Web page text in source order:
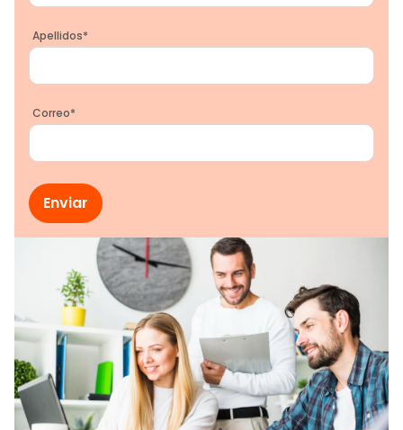
Apellidos*
Correo*